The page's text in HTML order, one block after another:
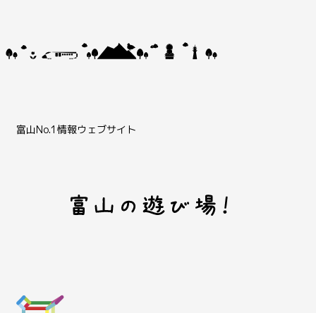
富山No.1情報ウェブサイト